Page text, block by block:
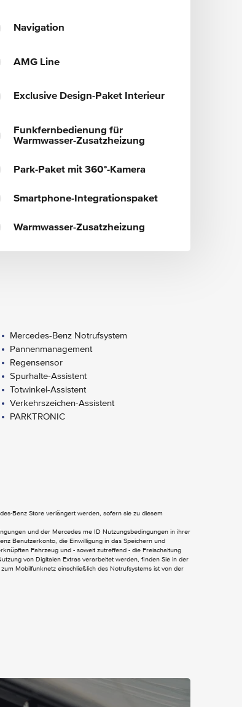
Navigation
AMG Line
Exclusive Design-Paket Interieur
Funkfernbedienung für
Warmwasser-Zusatzheizung
Park-Paket mit 360°-Kamera
Smartphone-Integrationspaket
Warmwasser-Zusatzheizung
Mercedes-Benz Notrufsystem
Pannenmanagement
Regensensor
Spurhalte-Assistent
Totwinkel-Assistent
Verkehrszeichen-Assistent
PARKTRONIC
Warnlampe für Wischwasserfüllstand
Display-Diagonale 26 cm (10.25)
lackiert
Wärmedämmendes Glas rundum
Benz Store verlängert werden, sofern sie zu diesem
und der Mercedes me ID Nutzungsbedingungen in ihrer
Benutzerkonto, die Einwilligung in das Speichern und
Fahrzeug und - soweit zutreffend - die Freischaltung
von Digitalen Extras verarbeitet werden, finden Sie in der
Mobilfunknetz einschließlich des Notrufsystems ist von der